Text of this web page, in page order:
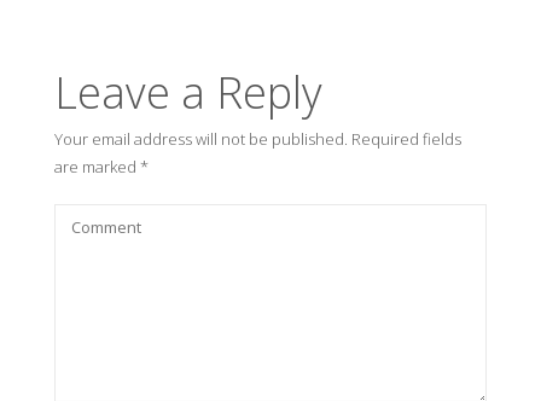
Leave a Reply
Your email address will not be published. Required fields
are marked *